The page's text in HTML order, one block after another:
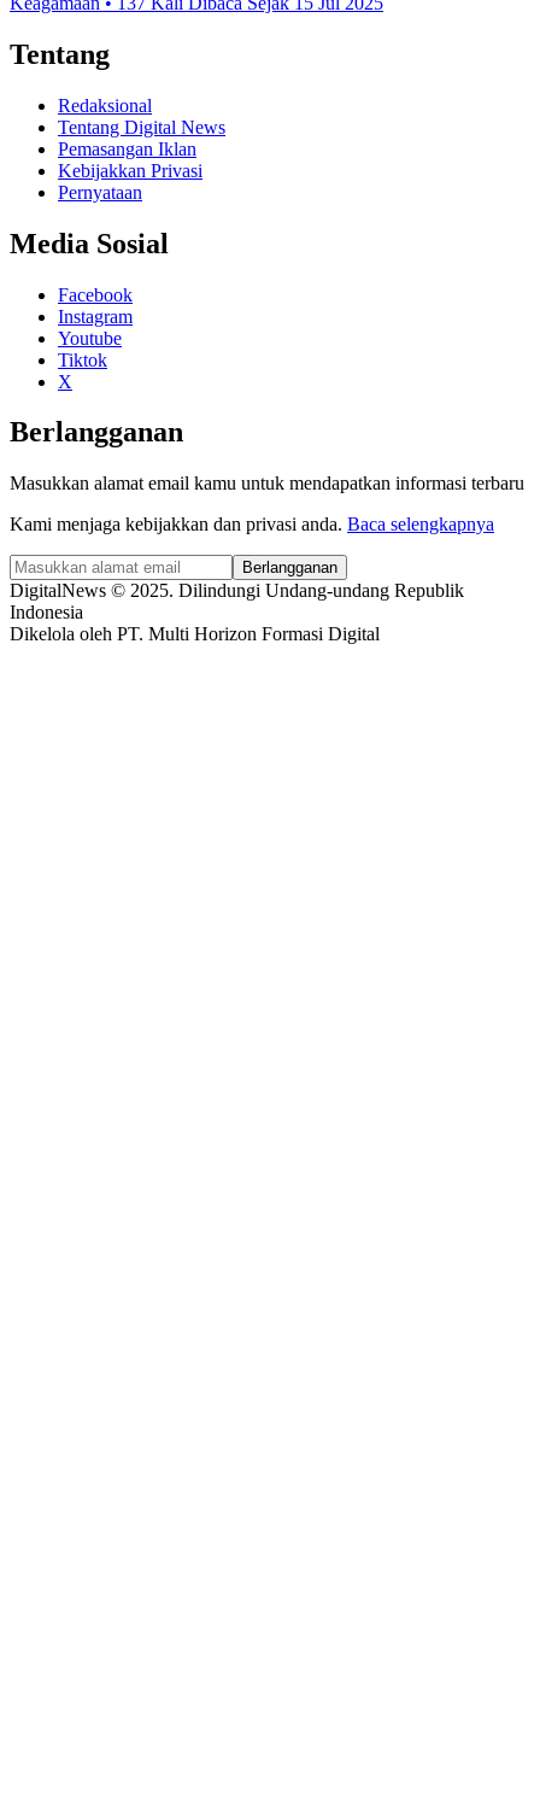
Tentang
Redaksional
Tentang Digital News
Pemasangan Iklan
Kebijakkan Privasi
Pernyataan
Media Sosial
Facebook
Instagram
Youtube
Tiktok
X
Berlangganan
Masukkan alamat email kamu untuk mendapatkan informasi terbaru
Kami menjaga kebijakkan dan privasi anda. Baca selengkapnya
Berlangganan
DigitalNews © 2025. Dilindungi Undang-undang Republik
Indonesia
Dikelola oleh PT. Multi Horizon Formasi Digital